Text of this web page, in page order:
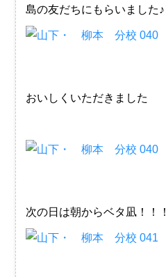
島の友だちにもらいました♪
おいしくいただきました
次の日は朝からベタ凪！！！